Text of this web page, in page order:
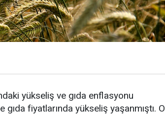
yükseliş ve gıda enflasyonu
fiyatlarında yükseliş yaşanmıştı. O